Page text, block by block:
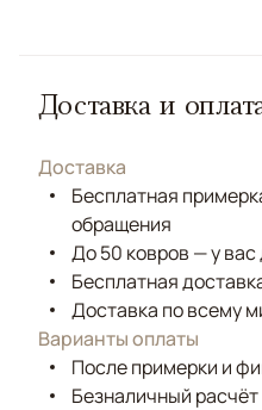
Доставка и
Доставка
Бесплатная
обращения
До 50 ковров — у
Бесплатная
Доставка по всему
Варианты оплаты
После примерки и
Безналичный расчёт